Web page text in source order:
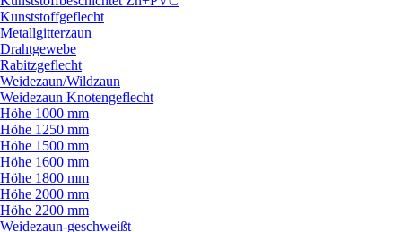
Kunststoffgeflecht
Metallgitterzaun
Drahtgewebe
Rabitzgeflecht
Weidezaun/Wildzaun
Weidezaun Knotengeflecht
Höhe 1000 mm
Höhe 1250 mm
Höhe 1500 mm
Höhe 1600 mm
Höhe 1800 mm
Höhe 2000 mm
Höhe 2200 mm
Weidezaun-geschweißt